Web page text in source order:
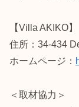
【Villa AKIKO】
住所：34-434
ホームページ：
＜取材協力＞